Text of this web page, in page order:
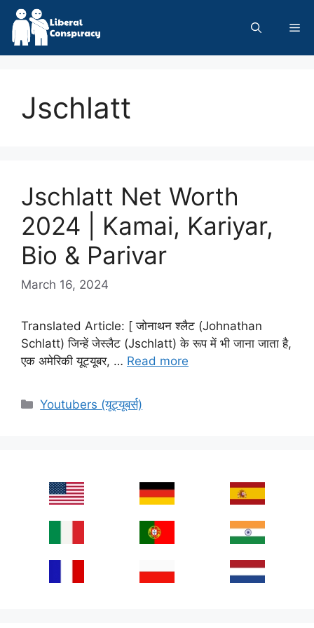
Skip
content
Jschlatt
Jschlatt Net Worth
2024 | Kamai, Kariyar,
Bio & Parivar
March 16, 2024
Translated Article: [ जोनाथन श्लैट (Johnathan
Schlatt) जिन्हें जेस्लैट (Jschlatt) के रूप में भी जाना जाता है,
एक अमेरिकी यूट्यूबर, … Read more
Categories
Youtubers (यूट्यूबर्स)